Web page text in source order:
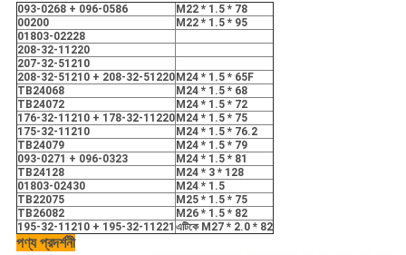
093-0268 + 096-0586
M22 * 1.5 * 78
00200
M22 * 1.5 * 95
01803-02228
208-32-11220
207-32-51210
208-32-51210 + 208-32-51220 M24 * 1.5 * 65F
TB24068
M24 * 1.5 * 68
TB24072
M24 * 1.5 * 72
176-32-11210 + 178-32-11220 M24 * 1.5 * 75
175-32-11210
M24 * 1.5 * 76.2
TB24079
M24 * 1.5 * 79
093-0271 + 096-0323
M24 * 1.5 * 81
TB24128
M24 * 3 * 128
01803-02430
M24 * 1.5
TB22075
M25 * 1.5 * 75
TB26082
M26 * 1.5 * 82
195-32-11210 + 195-32-11221 এটিকে M27 * 2.0 * 82
পণ্য প্রদর্শনী